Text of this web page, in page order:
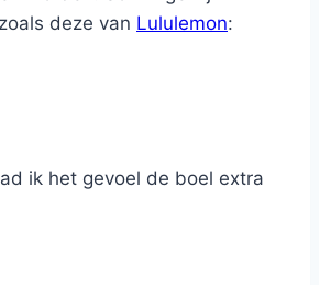
deze van Lululemon:
ik het gevoel de boel extra